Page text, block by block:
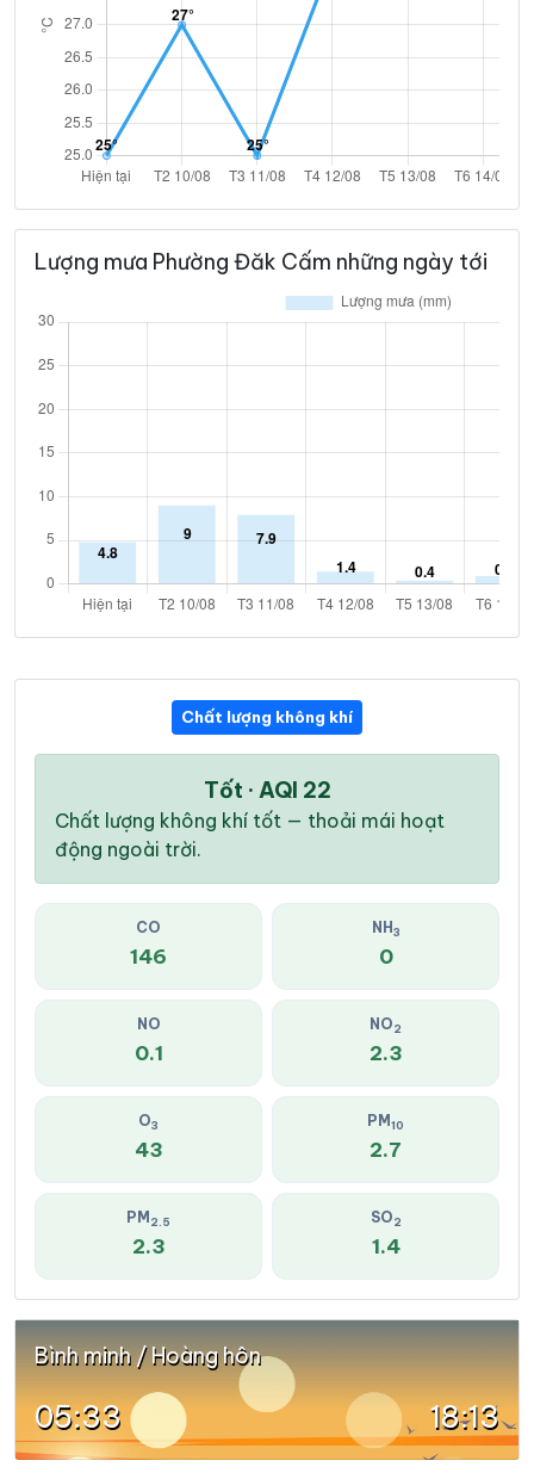
Lượng mưa Phường Đăk Cấm những ngày tới
Chất lượng không khí
Tốt · AQI 22
Chất lượng không khí tốt — thoải mái hoạt
động ngoài trời.
CO
146
NH 3
0
NO
0.1
NO2
2.3
O3
43
PM 10
2.7
PM 2.5
2.3
SO2
1.4
Bình minh / Hoàng hôn
05:33 18:13